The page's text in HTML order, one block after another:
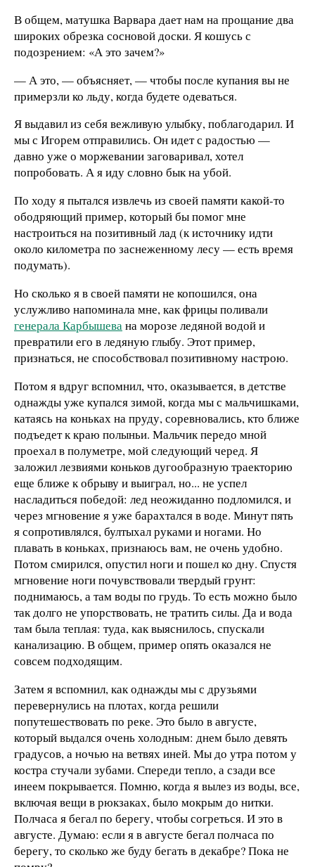
В общем, матушка Варвара дает нам на прощание два
широких обрезка сосновой доски. Я кошусь с
подозрением: «А это зачем?»
— А это, — объясняет, — чтобы после купания вы не
примерзли ко льду, когда будете одеваться.
Я выдавил из себя вежливую улыбку, поблагодарил. И
мы с Игорем отправились. Он идет с радостью —
давно уже о моржевании заговаривал, хотел
попробовать. А я иду словно бык на убой.
По ходу я пытался извлечь из своей памяти какой-то
ободряющий пример, который бы помог мне
настроиться на позитивный лад (к источнику идти
около километра по заснеженному лесу — есть время
подумать).
Но сколько я в своей памяти не копошился, она
услужливо напоминала мне, как фрицы поливали
генерала Карбышевана морозе ледяной водой и
превратили его в ледяную глыбу. Этот пример,
признаться, не способствовал позитивному настрою.
Потом я вдруг вспомнил, что, оказывается, в детстве
однажды уже купался зимой, когда мы с мальчишками,
катаясь на коньках на пруду, соревновались, кто ближе
подъедет к краю полыньи. Мальчик передо мной
проехал в полуметре, мой следующий черед. Я
заложил лезвиями коньков дугообразную траекторию
еще ближе к обрыву и выиграл, но... не успел
насладиться победой: лед неожиданно подломился, и
через мгновение я уже барахтался в воде. Минут пять
я сопротивлялся, бултыхал руками и ногами. Но
плавать в коньках, признаюсь вам, не очень удобно.
Потом смирился, опустил ноги и пошел ко дну. Спустя
мгновение ноги почувствовали твердый грунт:
поднимаюсь, а там воды по грудь. То есть можно было
так долго не упорствовать, не тратить силы. Да и вода
там была теплая: туда, как выяснилось, спускали
канализацию. В общем, пример опять оказался не
совсем подходящим.
Затем я вспомнил, как однажды мы с друзьями
перевернулись на плотах, когда решили
попутешествовать по реке. Это было в августе,
который выдался очень холодным: днем было девять
градусов, а ночью на ветвях иней. Мы до утра потом у
костра стучали зубами. Спереди тепло, а сзади все
инеем покрывается. Помню, когда я вылез из воды, все,
включая вещи в рюкзаках, было мокрым до нитки.
Полчаса я бегал по берегу, чтобы согреться. И это в
августе. Думаю: если я в августе бегал полчаса по
берегу, то сколько же буду бегать в декабре? Пока не